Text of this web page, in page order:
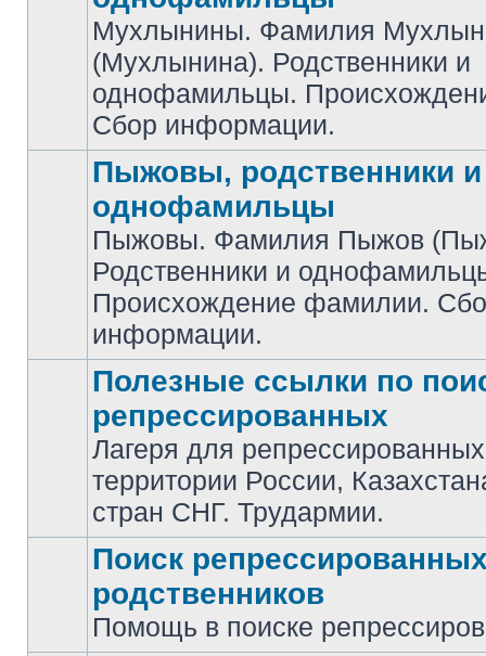
Нет
непрочитанных
сообщений
Мухлынины. Фамилия
(Мухлынина). Родственники и
однофамильцы.
Сбор информации.
Нет
непрочитанных
сообщений
Пыжовы, родственники и
однофамильцы
Пыжовы. Фамилия Пыжов
Родственники и
Происхождение фамилии.
информации.
непрочитанных
сообщений
Полезные ссылки по
репрессированных
Лагеря для
территории России,
стран СНГ. Трудармии.
Нет
непрочитанных
сообщений
Поиск
родственников
Помощь в поиске